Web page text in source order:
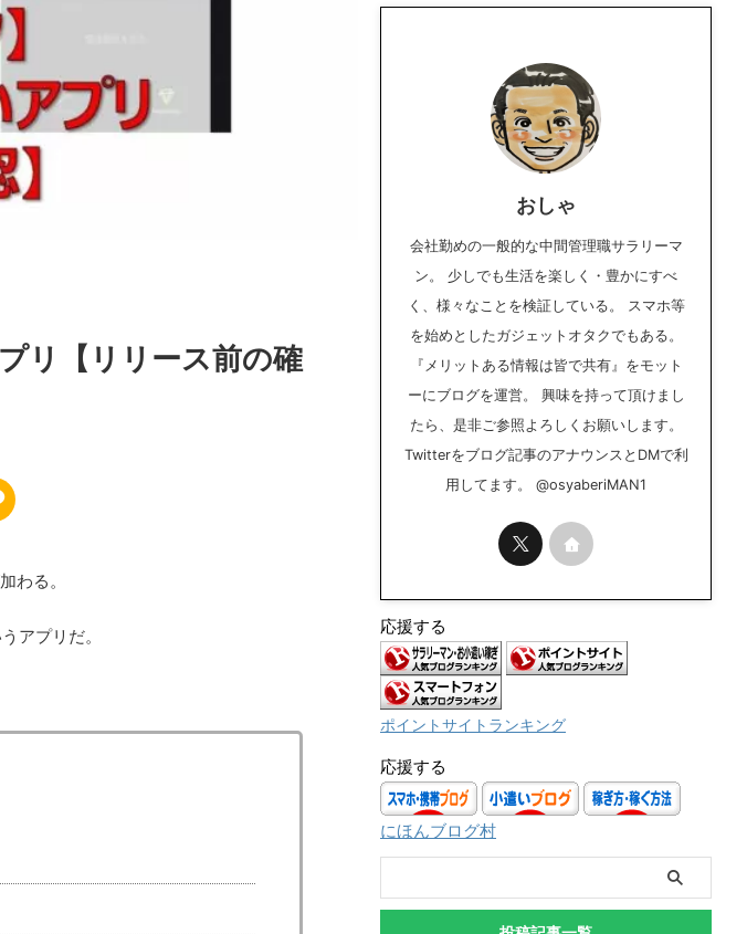
リ【リリース前の確
わる。
アプリだ。
おしゃ
会社勤めの一般的な中間管理職サラリーマ
ン。 少しでも生活を楽しく・豊かにすべ
く、様々なことを検証している。 スマホ等
を始めとしたガジェットオタクでもある。
『メリットある情報は皆で共有』をモット
ーにブログを運営。 興味を持って頂けまし
たら、是非ご参照よろしくお願いします。
Twitterをブログ記事のアナウンスとDMで利
用してます。 @osyaberiMAN1
応援する
ポイントサイトランキング
応援する
にほんブログ村